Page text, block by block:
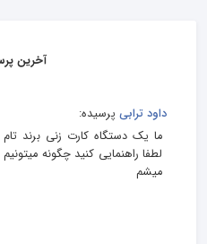
آخرین
داود ترابی پرسیده:
ما یک دستگاه کارت زنی برند
لطفا راهنمایی کنید چگونه
میشم